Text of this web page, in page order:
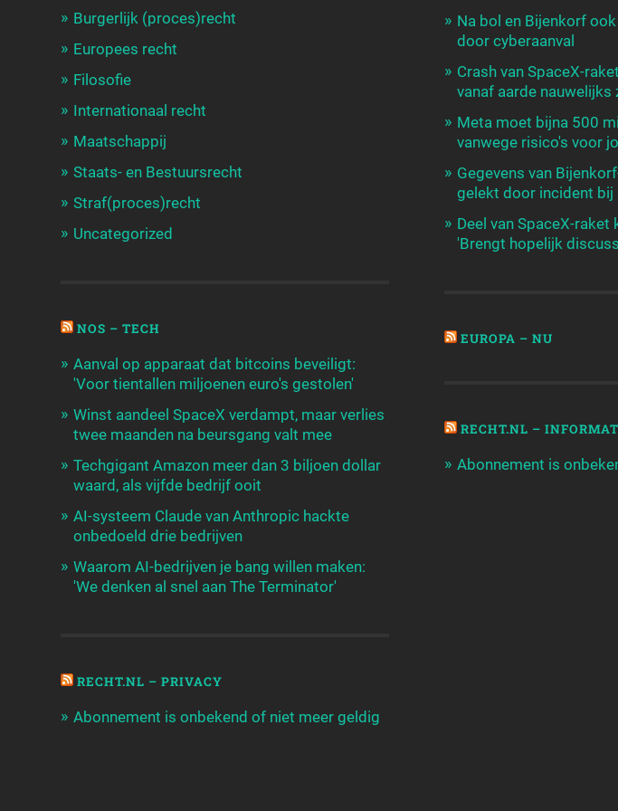
Burgerlijk (proces)recht
Europees recht
Filosofie
Internationaal recht
Maatschappij
Staats- en Bestuursrecht
Straf(proces)recht
Uncategorized
NOS – TECH
Aanval op apparaat dat bitcoins beveiligt:
'Voor tientallen miljoenen euro's gestolen'
Winst aandeel SpaceX verdampt, maar verlies
twee maanden na beursgang valt mee
Techgigant Amazon meer dan 3 biljoen dollar
waard, als vijfde bedrijf ooit
AI-systeem Claude van Anthropic hackte
onbedoeld drie bedrijven
Waarom AI-bedrijven je bang willen maken:
'We denken al snel aan The Terminator'
RECHT.NL – PRIVACY
Abonnement is onbekend of niet meer geldig
Na bol en Bijenkorf
door cyberaanval
Crash van SpaceX-
vanaf aarde nauwelijks
Meta moet bijna 500
vanwege risico's voor
Gegevens van
gelekt door incident bij
Deel van SpaceX-raket
'Brengt hopelijk
EUROPA – NU
RECHT.NL –
Abonnement is